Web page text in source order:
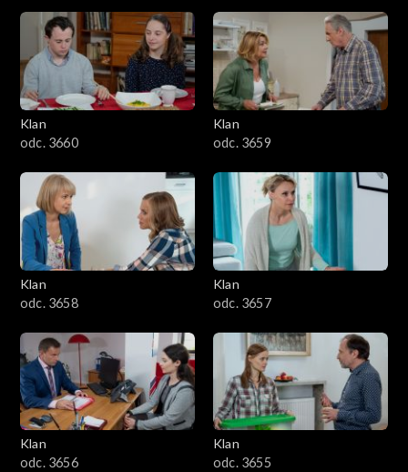
Klan
odc. 3660
Klan
odc. 3659
Klan
odc. 3658
Klan
odc. 3657
Klan
odc. 3656
Klan
odc. 3655